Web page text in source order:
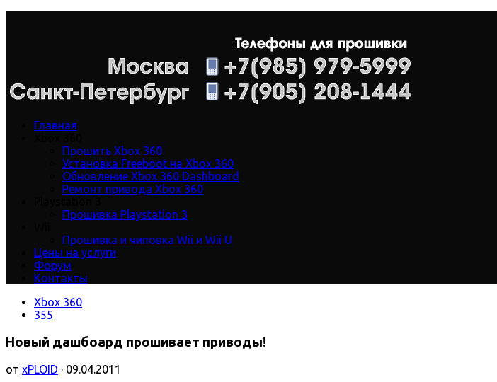
Главная
Прошить Xbox 360
Установка Freeboot на Xbox 360
Обновление Xbox 360 Dashboard
Ремонт привода Xbox 360
Прошивка Playstation 3
Прошивка и чиповка Wii и Wii U
Цены на услуги
Форум
Контакты
Xbox 360
355
Новый дашбоард прошивает приводы!
от xPLOID · 09.04.2011